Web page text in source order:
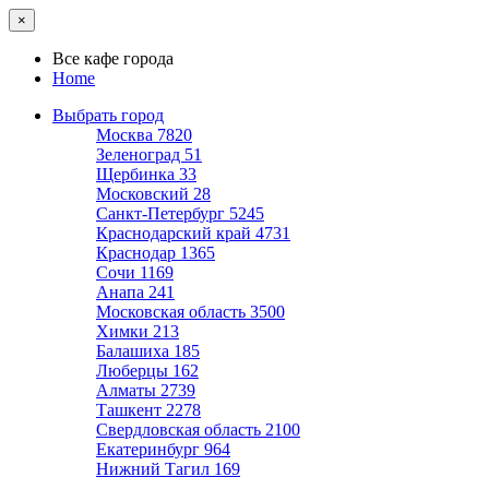
×
Все кафе города
Home
Выбрать город
Москва 7820
Зеленоград 51
Щербинка 33
Московский 28
Санкт-Петербург 5245
Краснодарский край 4731
Краснодар 1365
Сочи 1169
Анапа 241
Московская область 3500
Химки 213
Балашиха 185
Люберцы 162
Алматы 2739
Ташкент 2278
Свердловская область 2100
Екатеринбург 964
Нижний Тагил 169